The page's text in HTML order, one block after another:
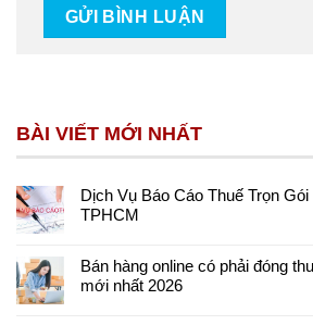
BÀI VIẾT MỚI NHẤT
Dịch Vụ Báo Cáo Thuế Trọn
TPHCM
Bán hàng online có phải đóng
mới nhất 2026